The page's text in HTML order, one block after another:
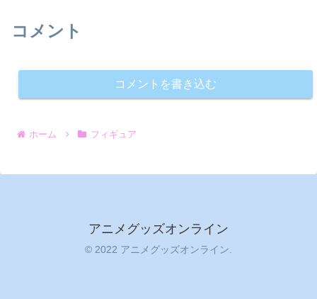
コメント
コメントを書き込む
ホーム フィギュア
アニメグッズオンライン
© 2022 アニメグッズオンライン.